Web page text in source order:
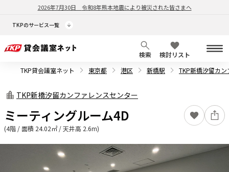
2026年7月30日 令和8年熊本地震により被災された皆さまへ
TKPのサービス一覧
検索
検討リスト
TKP貸会議室ネット
東京都 港区 新橋駅 TKP新橋汐留カ
TKP新橋汐留カンファレンスセンター
ミーティングルーム4D
(4階 / 面積 24.02㎡ / 天井高 2.6m)